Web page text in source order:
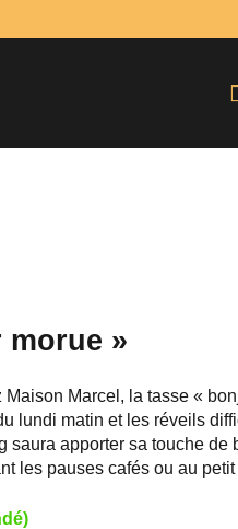
morue »
Marcel, la tasse «
lundi matin et les réveils
saura apporter sa touche de
les pauses cafés ou au petit